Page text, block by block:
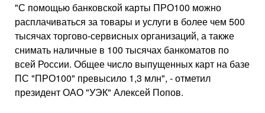
"С помощью банковской карты ПРО100 можно
расплачиваться за товары и услуги в более чем 500
тысячах торгово-сервисных организаций, а также
снимать наличные в 100 тысячах банкоматов по
всей России. Общее число выпущенных карт на базе
ПС "ПРО100" превысило 1,3 млн", - отметил
президент ОАО "УЭК" Алексей Попов.